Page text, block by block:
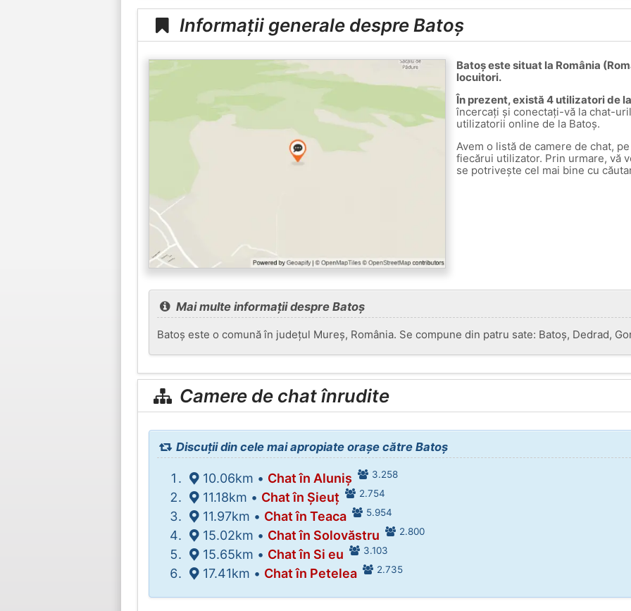
Informații generale despre Batoș
Batoș este situat la România
locuitori.
În prezent, există 4 utilizatori de
încercați și conectați-vă la chat-
utilizatorii online de la Batoș.
Avem o listă de camere de chat,
fiecărui utilizator. Prin urmare, vă
se potrivește cel mai bine cu
Mai multe informații despre Batoș
Batoș este o comună în județul Mureș, România. Se compune din patru sate: Batoș, Dedrad,
Camere de chat înrudite
Discuții din cele mai apropiate orașe către Batoș
10.06km • Chat în Aluniș 3.258
11.18km • Chat în Șieuț 2.754
11.97km • Chat în Teaca 5.954
15.02km • Chat în Solovăstru 2.800
15.65km • Chat în Si eu 3.103
17.41km • Chat în Petelea 2.735